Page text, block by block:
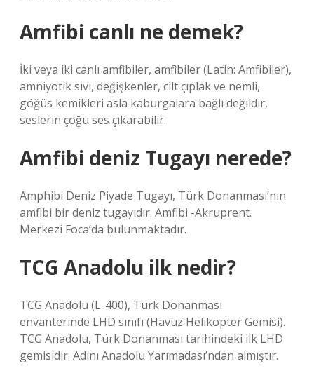
Amfibi canlı ne demek?
İki veya iki canlı amfibiler, amfibiler (Latin: Amfibiler),
amniyotik sıvı, değişkenler, cilt çıplak ve nemli,
göğüs kemikleri asla kaburgalara bağlı değildir,
seslerin çoğu ses çıkarabilir.
Amfibi deniz Tugayı nerede?
Amphibi Deniz Piyade Tugayı, Türk Donanması’nın
amfibi bir deniz tugayıdır. Amfibi -Akruprent.
Merkezi Foca’da bulunmaktadır.
TCG Anadolu ilk nedir?
TCG Anadolu (L-400), Türk Donanması
envanterinde LHD sınıfı (Havuz Helikopter Gemisi).
TCG Anadolu, Türk Donanması tarihindeki ilk LHD
gemisidir. Adını Anadolu Yarımadası’ndan almıştır.